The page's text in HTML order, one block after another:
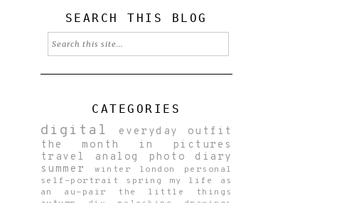
SEARCH THIS BLOG
CATEGORIES
digital everyday outfit
the month in pictures
travel
analog
photo diary
summerwinter london personal
self-portrait spring my life as
an au-pair the little things